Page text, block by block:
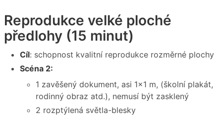
Reprodukce velké ploché
předlohy (15 minut)
Cíl: schopnost kvalitní reprodukce rozměrné plochy
Scéna 2:
1 zavěšený dokument, asi 1×1 m, (školní plakát,
rodinný obraz atd.), nemusí být zasklený
2 rozptýlená světla-blesky